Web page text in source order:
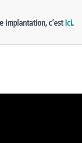
implantation, c’estici.